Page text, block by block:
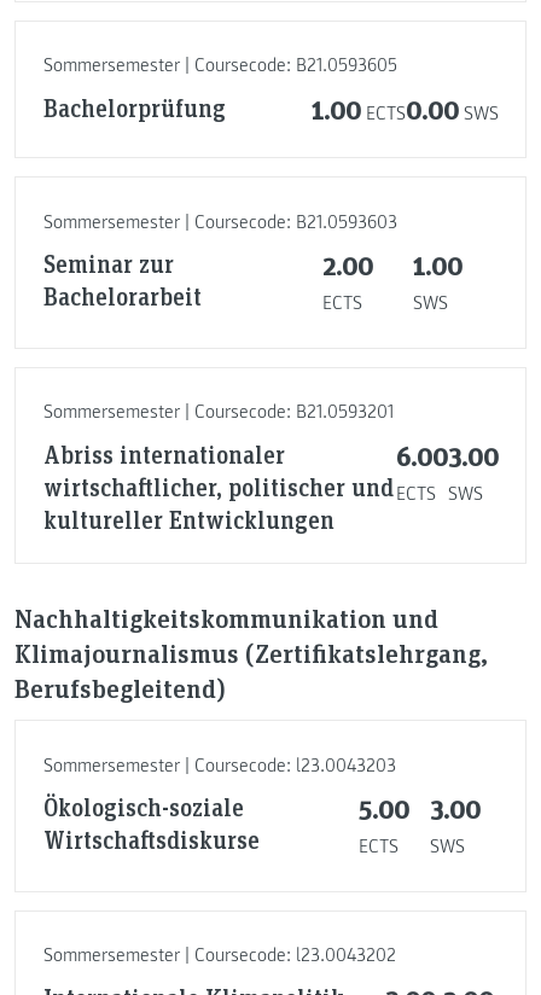
Sommersemester | Coursecode: B21.0593605
Bachelorprüfung 1.00 ECTS0.00 SWS
Sommersemester | Coursecode: B21.0593603
Seminar zur
Bachelorarbeit
2.00
ECTS
1.00
SWS
Sommersemester | Coursecode: B21.0593201
Abriss internationaler
wirtschaftlicher, politischer und
kultureller Entwicklungen
6.00
ECTS
3.00
SWS
Nachhaltigkeitskommunikation und
Klimajournalismus (Zertifikatslehrgang,
Berufsbegleitend)
Sommersemester | Coursecode: l23.0043203
Ökologisch-soziale
Wirtschaftsdiskurse
5.00
ECTS
3.00
SWS
Sommersemester | Coursecode: l23.0043202